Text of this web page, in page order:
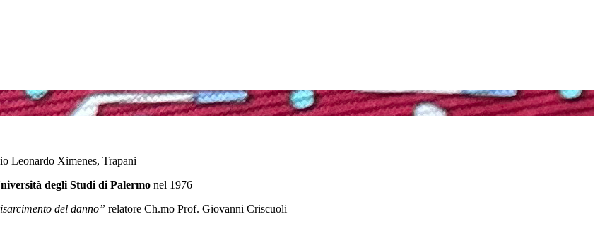
Leonardo Ximenes, Trapani
degli Studi di Palermo nel 1976
del danno” relatore Ch.mo Prof. Giovanni Criscuoli